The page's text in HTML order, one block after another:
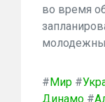
во время
#Мир #
Динамо #